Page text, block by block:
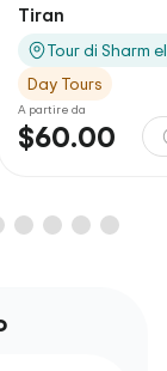
Sharm El S...
Tour di Sharm
Day Tours
A partire da
$105.00